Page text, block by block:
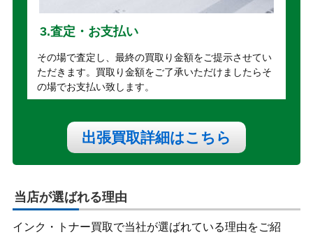
3.査定・お支払い
その場で査定し、最終の買取り金額をご提示させてい
ただきます。買取り金額をご了承いただけましたらそ
の場でお支払い致します。
出張買取詳細はこちら
当店が選ばれる理由
インク・トナー買取で当社が選ばれている理由をご紹